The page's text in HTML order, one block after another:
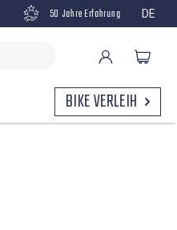
50 Jahre Erfahrung DE
BIKE VERLEIH